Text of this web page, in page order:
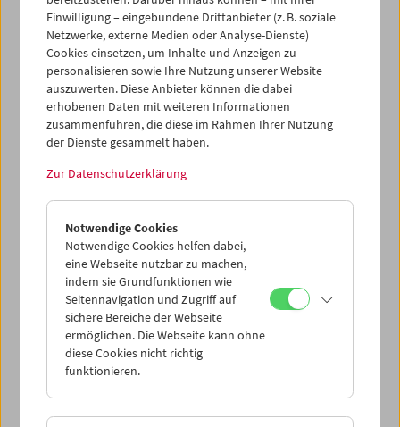
Gérard Blain
Maurice Pialat
Einwilligung – eingebundene Drittanbieter (z. B. soziale
Netzwerke, externe Medien oder Analyse-Dienste)
Cookies einsetzen, um Inhalte und Anzeigen zu
personalisieren sowie Ihre Nutzung unserer Website
auszuwerten. Diese Anbieter können die dabei
erhobenen Daten mit weiteren Informationen
zusammenführen, die diese im Rahmen Ihrer Nutzung
der Dienste gesammelt haben.
Zur Datenschutzerklärung
Notwendige Cookies
Notwendige Cookies helfen dabei,
eine Webseite nutzbar zu machen,
indem sie Grundfunktionen wie
Seitennavigation und Zugriff auf
sichere Bereiche der Webseite
ermöglichen. Die Webseite kann ohne
diese Cookies nicht richtig
funktionieren.